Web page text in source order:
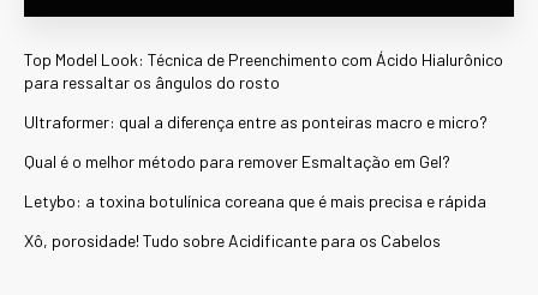
Top Model Look: Técnica de Preenchimento com Ácido Hialurônico
para ressaltar os ângulos do rosto
Ultraformer: qual a diferença entre as ponteiras macro e micro?
Qual é o melhor método para remover Esmaltação em Gel?
Letybo: a toxina botulínica coreana que é mais precisa e rápida
Xô, porosidade! Tudo sobre Acidificante para os Cabelos